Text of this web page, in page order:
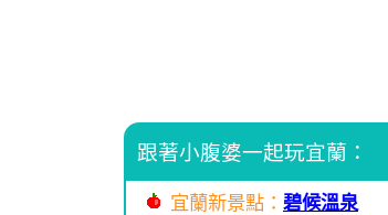
跟著小腹婆一起玩宜蘭：
宜蘭新景點： 碧候溫泉